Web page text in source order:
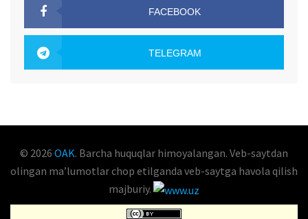
FACEBOOK
TELEGRAM
© 2026 OAK. Barcha huquqlar himoyalangan. Veb-saytdan
olingan maʼlumotlar chop etilganda veb-saytga havola qilish
majburiy.